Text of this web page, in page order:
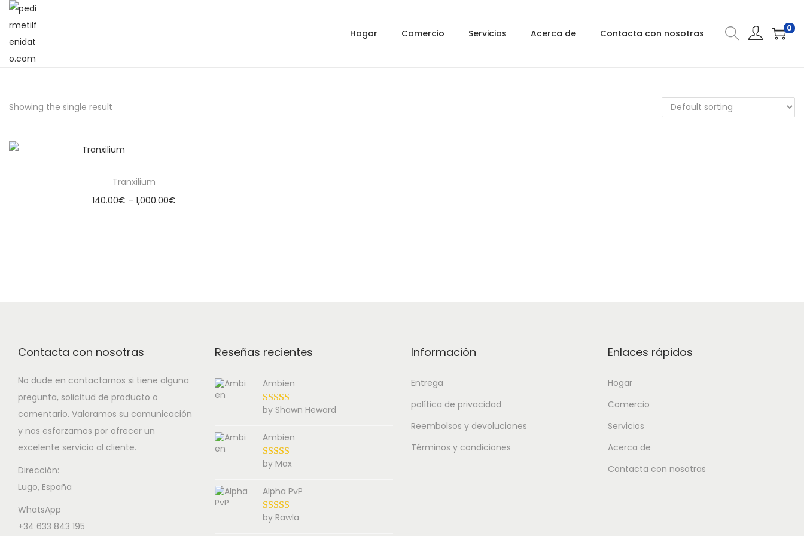
Hogar Comercio Servicios Acerca de Contacta con nosotras 0
Showing the single result
Tranxilium
140.00€ – 1,000.00€
Contacta con nosotras
No dude en contactarnos si tiene alguna
pregunta, solicitud de producto o
comentario. Valoramos su comunicación
y nos esforzamos por ofrecer un
excelente servicio al cliente.
Dirección:
Lugo, España
WhatsApp
+34 633 843 195
Reseñas recientes
Ambien
by Shawn Heward
Ambien
by Max
Alpha PvP
by Rawla
Información
Entrega
política de privacidad
Reembolsos y devoluciones
Términos y condiciones
Enlaces rápidos
Hogar
Comercio
Servicios
Acerca de
Contacta con nosotras